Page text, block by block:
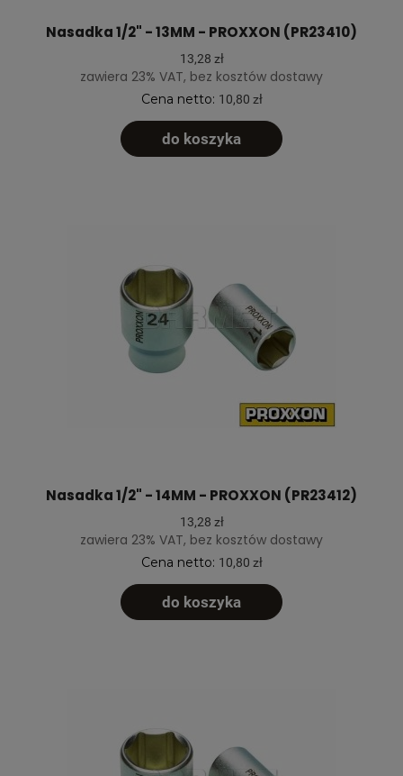
Nasadka 1/2" - 13MM - PROXXON (PR23410)
13,28 zł
zawiera 23% VAT, bez kosztów dostawy
Cena netto: 10,80 zł
do koszyka
Nasadka 1/2" - 14MM - PROXXON (PR23412)
13,28 zł
zawiera 23% VAT, bez kosztów dostawy
Cena netto: 10,80 zł
do koszyka